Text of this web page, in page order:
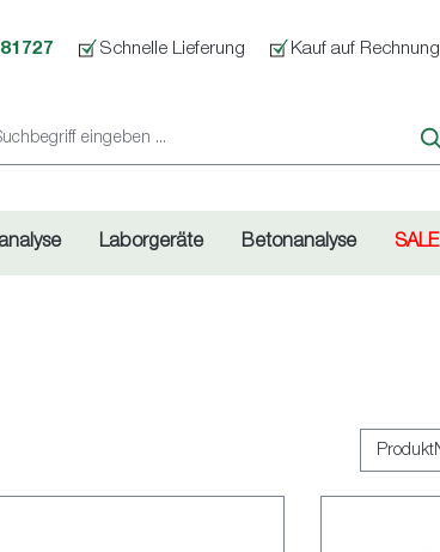
Schnelle Lieferung Kauf auf Rechnung
Laborgeräte Betonanalyse SALE